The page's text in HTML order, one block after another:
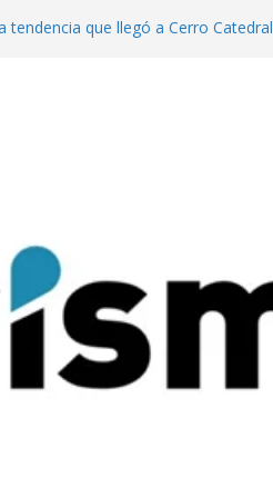
tendencia que llegó a Cerro Catedral